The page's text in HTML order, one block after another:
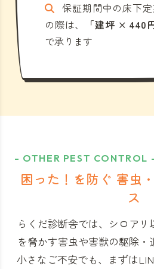
保証期間中の床下
の際は、
「建坪 × 440
で承ります
- OTHER PEST CONTROL
困った！を防ぐ 害虫
ス
らくだ診断舎では、シロア
を脅かす害虫や害獣の駆除・
小さなご不安でも、まずは